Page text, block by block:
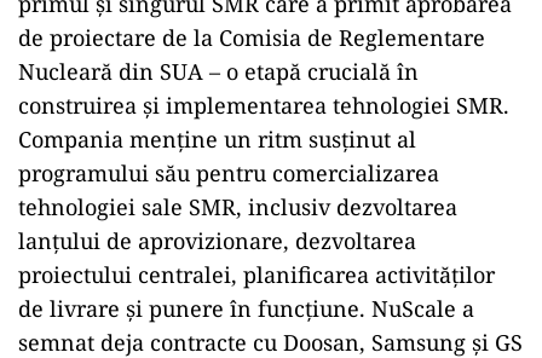
de proiectare de la Comisia de Reglementare
Nucleară din SUA – o etapă crucială în
construirea și implementarea tehnologiei SMR.
Compania menține un ritm susținut al
programului său pentru comercializarea
tehnologiei sale SMR, inclusiv dezvoltarea
lanțului de aprovizionare, dezvoltarea
proiectului centralei, planificarea activităților
de livrare și punere în funcțiune. NuScale a
semnat deja contracte cu Doosan, Samsung și GS